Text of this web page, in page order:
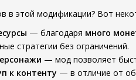
в этой модификации? Вот
— благодаря много
стратегии без ограничений.
— мод позволяет
к контенту — в отличие от